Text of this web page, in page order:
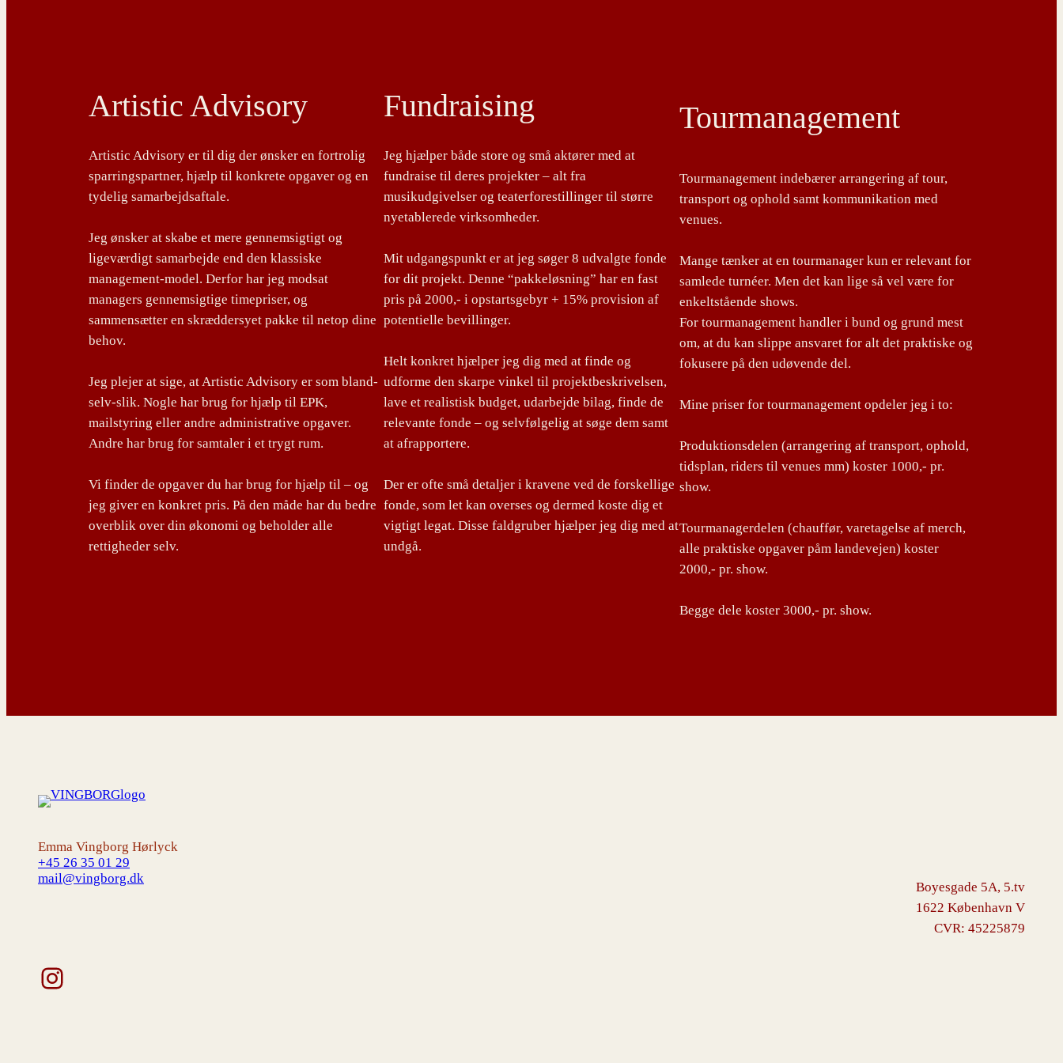
Artistic Advisory
Artistic Advisory er til dig der ønsker en fortrolig
sparringspartner, hjælp til konkrete opgaver og en
tydelig samarbejdsaftale.
Jeg ønsker at skabe et mere gennemsigtigt og
ligeværdigt samarbejde end den klassiske
management-model. Derfor har jeg modsat
managers gennemsigtige timepriser, og
sammensætter en skræddersyet pakke til netop dine
behov.
Jeg plejer at sige, at Artistic Advisory er som bland-
selv-slik. Nogle har brug for hjælp til EPK,
mailstyring eller andre administrative opgaver.
Andre har brug for samtaler i et trygt rum.
Vi finder de opgaver du har brug for hjælp til – og
jeg giver en konkret pris. På den måde har du bedre
overblik over din økonomi og beholder alle
rettigheder selv.
Fundraising
Jeg hjælper både store og små aktører med at
fundraise til deres projekter – alt fra
musikudgivelser og teaterforestillinger til større
nyetablerede virksomheder.
Mit udgangspunkt er at jeg søger 8 udvalgte fonde
for dit projekt. Denne “pakkeløsning” har en fast
pris på 2000,- i opstartsgebyr + 15% provision af
potentielle bevillinger.
Helt konkret hjælper jeg dig med at finde og
udforme den skarpe vinkel til projektbeskrivelsen,
lave et realistisk budget, udarbejde bilag, finde de
relevante fonde – og selvfølgelig at søge dem samt
at afrapportere.
Der er ofte små detaljer i kravene ved de forskellige
fonde, som let kan overses og dermed koste dig et
vigtigt legat. Disse faldgruber hjælper jeg dig med at
undgå.
Tourmanagement
Tourmanagement indebærer arrangering af tour,
transport og ophold samt kommunikation med
venues.
Mange tænker at en tourmanager kun er relevant for
samlede turnéer. Men det kan lige så vel være for
enkeltstående shows.
For tourmanagement handler i bund og grund mest
om, at du kan slippe ansvaret for alt det praktiske og
fokusere på den udøvende del.
Mine priser for tourmanagement opdeler jeg i to:
Produktionsdelen (arrangering af transport, ophold,
tidsplan, riders til venues mm) koster 1000,- pr.
show.
Tourmanagerdelen (chauffør, varetagelse af merch,
alle praktiske opgaver påm landevejen) koster
2000,- pr. show.
Begge dele koster 3000,- pr. show.
Emma Vingborg Hørlyck
+45 26 35 01 29
mail@vingborg.dk
Instagram
Boyesgade 5A, 5.tv
1622 København V
CVR: 45225879